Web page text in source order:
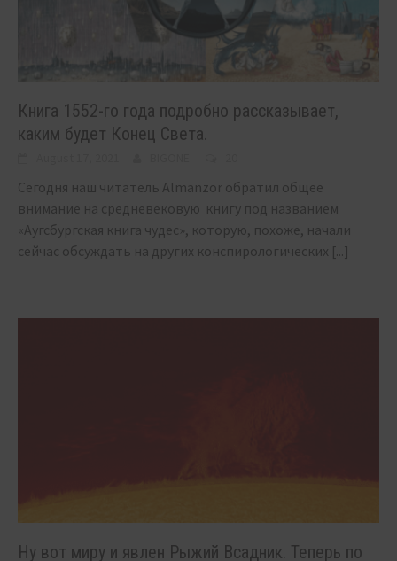
Книга 1552-го года подробно рассказывает,
каким будет Конец Света.
Сегодня наш читатель Almanzor обратил общее
внимание на средневековую книгу под названием
«Аугсбургская книга чудес», которую, похоже, начали
сейчас обсуждать на других конспирологических [...]
Ну вот миру и явлен Рыжий Всадник. Теперь по